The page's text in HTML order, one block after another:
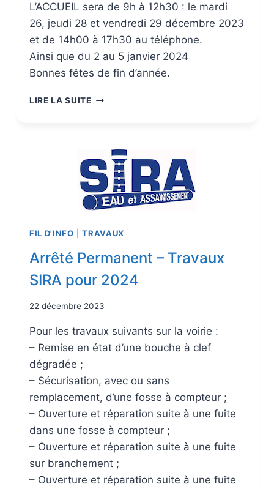
L’ACCUEIL sera de 9h à 12h30 : le mardi
26, jeudi 28 et vendredi 29 décembre 2023
et de 14h00 à 17h30 au téléphone.
Ainsi que du 2 au 5 janvier 2024
Bonnes fêtes de fin d’année.
LIRE LA SUITE
FIL D'INFO |TRAVAUX
Arrêté Permanent – Travaux
SIRA pour 2024
22 décembre 2023
Pour les travaux suivants sur la voirie :
– Remise en état d’une bouche à clef
dégradée ;
– Sécurisation, avec ou sans
remplacement, d’une fosse à compteur ;
– Ouverture et réparation suite à une fuite
dans une fosse à compteur ;
– Ouverture et réparation suite à une fuite
sur branchement ;
– Ouverture et réparation suite à une fuite